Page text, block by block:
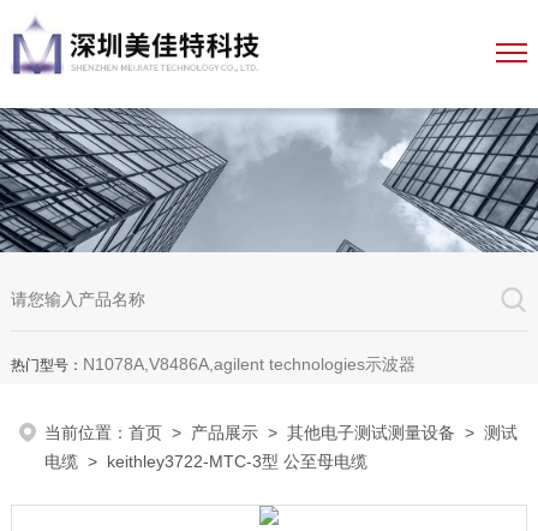
热门型号： N1078A,V8486A,agilent technologies示波器
当前位置：首页 > 产品展示 >其他电子测试测量设备 >测试
电缆 > keithley3722-MTC-3型 公至母电缆